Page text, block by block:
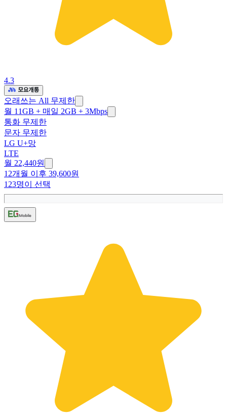
4.3
오래쓰는 All 무제한
월 11GB + 매일 2GB + 3Mbps
통화 무제한
문자 무제한
LG U+망
LTE
월 22,440원
12개월 이후 39,600원
123명이 선택